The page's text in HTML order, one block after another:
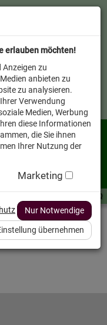
Service FAQ
erlauben möchten!
Anzeigen zu
anbieten zu
zu analysieren.
Verwendung
Medien, Werbung
diese Informationen
die Sie ihnen
Ihrer Nutzung der
Marketing
Nur Notwendige
übernehmen